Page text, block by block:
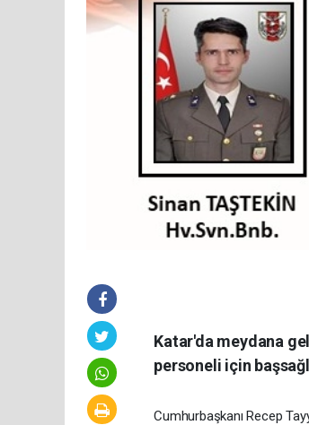
Katar'da meydana
personeli için
Cumhurbaşkanı Recep